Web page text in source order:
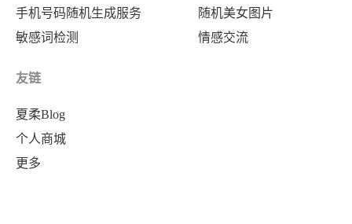
手机号码随机生成服务
敏感词检测
随机美女图片
情感交流
友链
夏柔Blog
个人商城
更多